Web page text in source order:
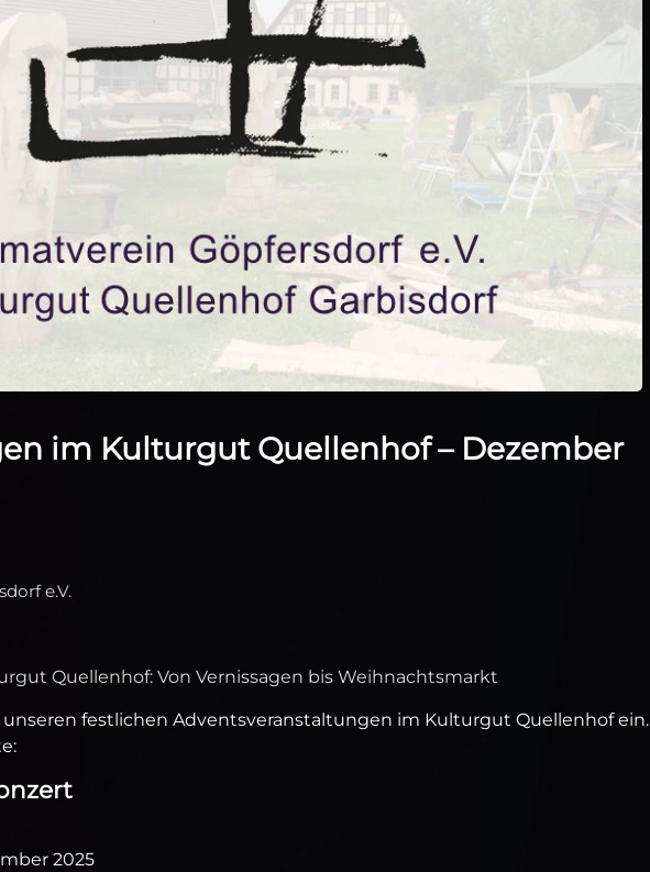
im Kulturgut Quellenhof – Dezember
e.V.
Quellenhof: Von Vernissagen bis Weihnachtsmarkt
unseren festlichen Adventsveranstaltungen im Kulturgut Quellenhof ein.
2025